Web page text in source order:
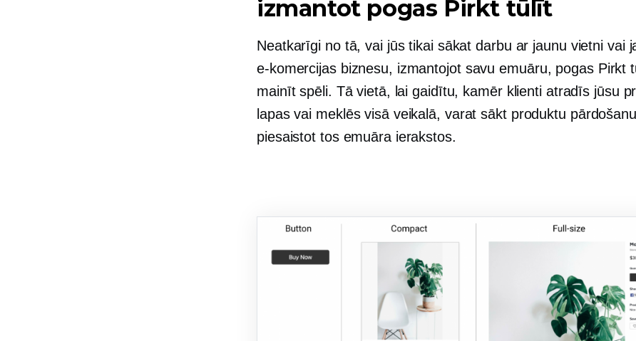
izmantot pogas Pirkt tūlīt
Neatkarīgi no tā, vai jūs tikai sākat darbu ar jaunu vietni vai
e-komercijas biznesu, izmantojot savu emuāru, pogas Pirkt
mainīt spēli. Tā vietā, lai gaidītu, kamēr klienti atradīs jūsu
lapas vai meklēs visā veikalā, varat sākt produktu
piesaistot tos emuāra ierakstos.